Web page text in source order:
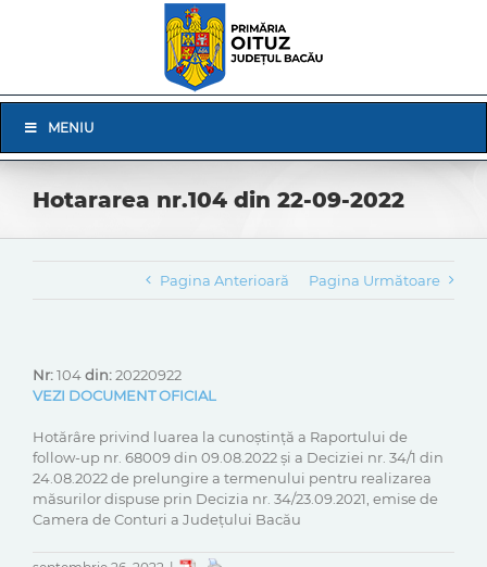
Navigation
MENIU
Hotararea nr.104 din 22-09-2022
Pagina Anterioară Pagina Următoare
Nr:104din:20220922
VEZI DOCUMENT OFICIAL
Hotărâre privind luarea la cunoștință a Raportului de
follow-up nr. 68009 din 09.08.2022 și a Deciziei nr. 34/1 din
24.08.2022 de prelungire a termenului pentru realizarea
măsurilor dispuse prin Decizia nr. 34/23.09.2021, emise de
Camera de Conturi a Județului Bacău